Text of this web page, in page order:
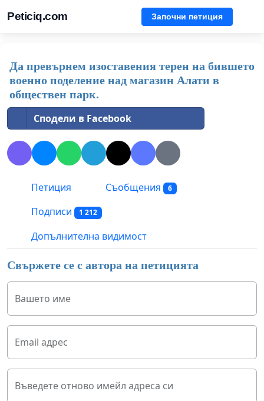
Peticiq.com Започни петиция
Да превърнем изоставения терен на бившето
военно поделение над магазин Алати в
обществен парк.
Сподели в Facebook
Петиция Съобщения 6
Подписи 1 212
Допълнителна видимост
Свържете се с автора на петицията
Вашето име
Email адрес
Въведете отново имейл адреса си